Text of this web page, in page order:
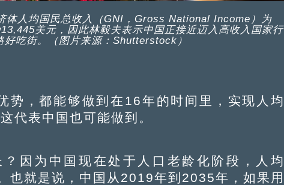
体人均国民总收入（GNI，Gross National Income）为
美元，因此林毅夫表示中国正接近迈入高收入国家行
好吃街。（图片来源：Shutterstock）
，都能够做到在16年的时间里，实现人均
代表中国也可能做到。
为中国现在处于人口老龄化阶段，人均
也就是说，中国从2019年到2035年，如果用